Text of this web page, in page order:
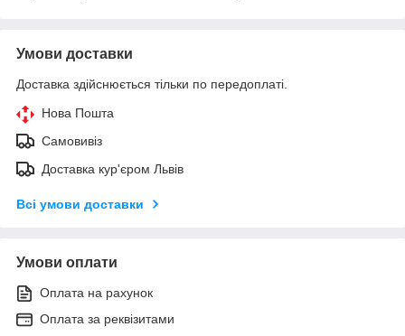
Умови доставки
Доставка здійснюється тільки по передоплаті.
Нова Пошта
Самовивіз
Доставка кур'єром Львів
Всі умови доставки
Умови оплати
Оплата на рахунок
Оплата за реквізитами